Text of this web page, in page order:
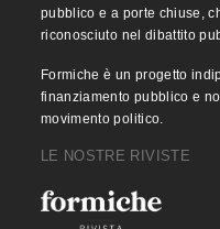
pubblico e a porte chiuse,
riconosciuto nel dibattito
Formiche è un progetto
finanziamento pubblico e
movimento politico.
LE NOSTRE RIVISTE